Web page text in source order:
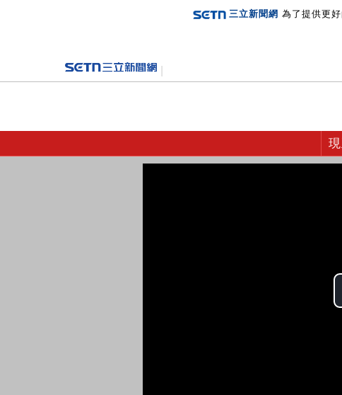
三立新聞網 為了提供更